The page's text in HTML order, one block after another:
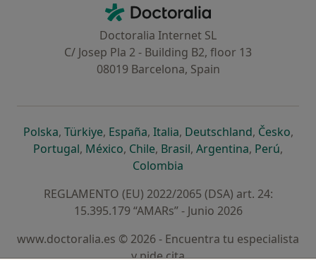
Doctoralia - Página de inicio
Doctoralia Internet SL
C/ Josep Pla 2 - Building B2, floor 13
08019 Barcelona, Spain
Polskase abre en una nueva pestaña
, Türkiyese abre en una nueva pestaña
, Españase abre en una nueva pestaña
, Italiase abre en una nueva
, Deutschlandse abre en
, Českose
,
Portugalse abre en una nueva pestaña
, Méxicose abre en una nueva pestaña
, Chilese abre en una nueva pestaña
, Brasilse abre en una nueva
, Argentinase abre en
, Perúse
,
Colombia
REGLAMENTO (EU) 2022/2065 (DSA) art. 24:
15.395.179 “AMARs” - Junio 2026
www.doctoralia.es © 2026 - Encuentra tu especialista
y pide cita